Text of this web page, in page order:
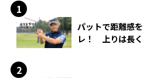
パットで距離感
レ！ 上りは長く